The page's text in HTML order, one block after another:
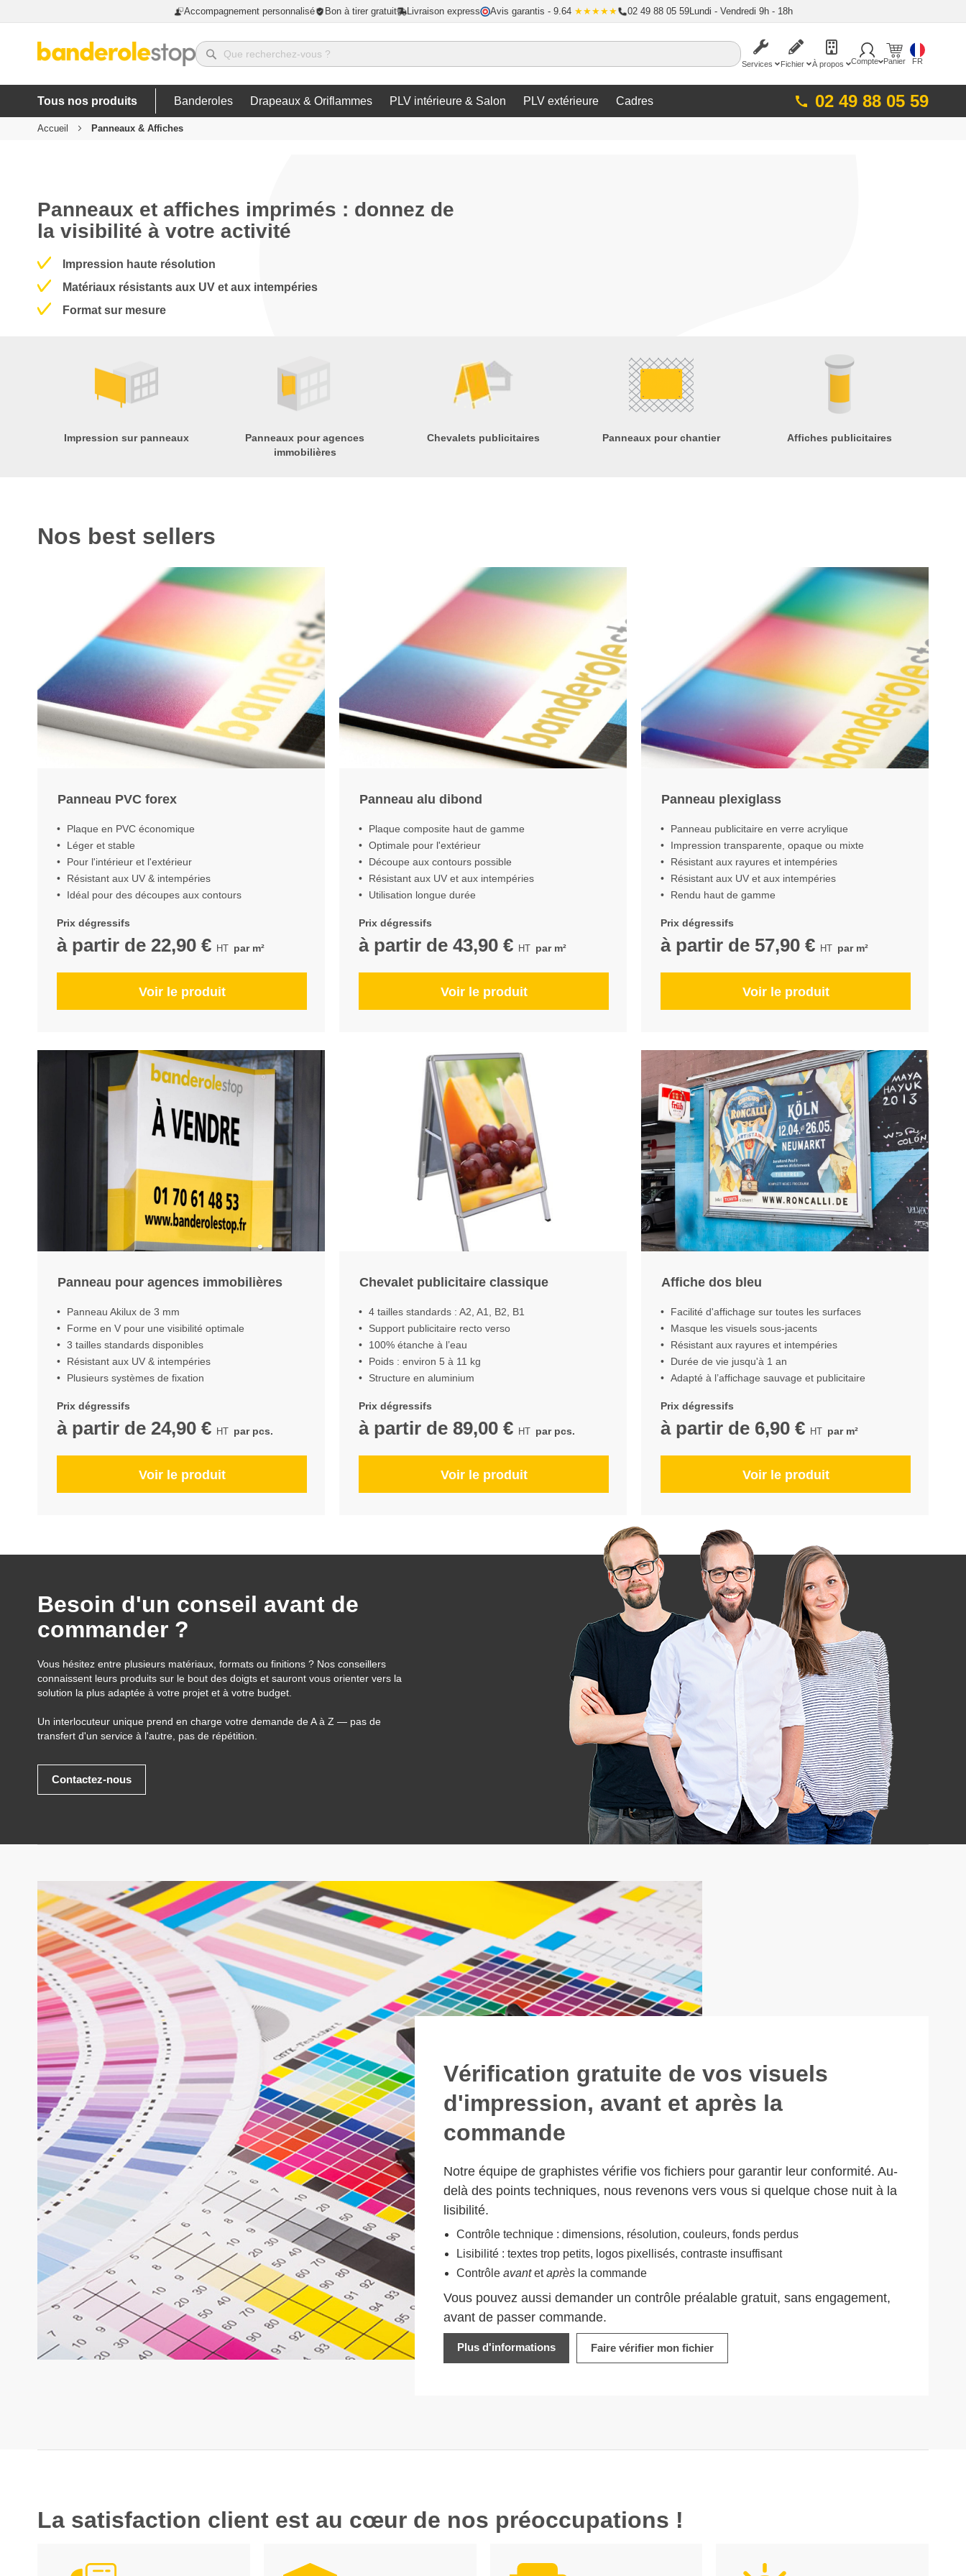
Accompagnement personnalisé Bon à tirer gratuit Livraison express Avis garantis - 9.64 ★★★★★ 02 49 88 05 59Lundi - Vendredi 9h - 18h
Services Fichier À propos Compte Panier FR
Tous nos produits Banderoles Drapeaux & Oriflammes PLV intérieure & Salon PLV extérieure Cadres 02 49 88 05 59
Accueil Panneaux & Affiches
Panneaux et affiches imprimés : donnez de
la visibilité à votre activité
Impression haute résolution
Matériaux résistants aux UV et aux intempéries
Format sur mesure
Impression sur panneaux
Panneaux pour agences
immobilières
Chevalets publicitaires Panneaux pour chantier Affiches publicitaires
Nos best sellers
Panneau PVC forex
Plaque en PVC économique
Léger et stable
Pour l'intérieur et l'extérieur
Résistant aux UV & intempéries
Idéal pour des découpes aux contours
Prix dégressifs
à partir de 22,90 € par m²
Voir le produit
Panneau alu dibond
Plaque composite haut de gamme
Optimale pour l'extérieur
Découpe aux contours possible
Résistant aux UV et aux intempéries
Utilisation longue durée
Prix dégressifs
à partir de 43,90 € par m²
Voir le produit
Panneau plexiglass
Panneau publicitaire en verre acrylique
Impression transparente, opaque ou mixte
Résistant aux rayures et intempéries
Résistant aux UV et aux intempéries
Rendu haut de gamme
Prix dégressifs
à partir de 57,90 € par m²
Voir le produit
Panneau pour agences immobilières
Panneau Akilux de 3 mm
Forme en V pour une visibilité optimale
3 tailles standards disponibles
Résistant aux UV & intempéries
Plusieurs systèmes de fixation
Prix dégressifs
à partir de 24,90 € par pcs.
Voir le produit
Chevalet publicitaire classique
4 tailles standards : A2, A1, B2, B1
Support publicitaire recto verso
100% étanche à l’eau
Poids : environ 5 à 11 kg
Structure en aluminium
Prix dégressifs
à partir de 89,00 € par pcs.
Voir le produit
Affiche dos bleu
Facilité d'affichage sur toutes les surfaces
Masque les visuels sous-jacents
Résistant aux rayures et intempéries
Durée de vie jusqu'à 1 an
Adapté à l’affichage sauvage et publicitaire
Prix dégressifs
à partir de 6,90 € par m²
Voir le produit
Besoin d'un conseil avant de
commander ?
Vous hésitez entre plusieurs matériaux, formats ou finitions ? Nos conseillers
connaissent leurs produits sur le bout des doigts et sauront vous orienter vers la
solution la plus adaptée à votre projet et à votre budget.
Un interlocuteur unique prend en charge votre demande de A à Z — pas de
transfert d'un service à l'autre, pas de répétition.
Contactez-nous
Vérification gratuite de vos visuels
d'impression, avant et après la
commande
Notre équipe de graphistes vérifie vos fichiers pour garantir leur conformité. Au-
delà des points techniques, nous revenons vers vous si quelque chose nuit à la
lisibilité.
Contrôle technique : dimensions, résolution, couleurs, fonds perdus
Lisibilité : textes trop petits, logos pixellisés, contraste insuffisant
Contrôle avantetaprès la commande
Vous pouvez aussi demander un contrôle préalable gratuit, sans engagement,
avant de passer commande.
Plus d'informations Faire vérifier mon fichier
La satisfaction client est au cœur de nos préoccupations !